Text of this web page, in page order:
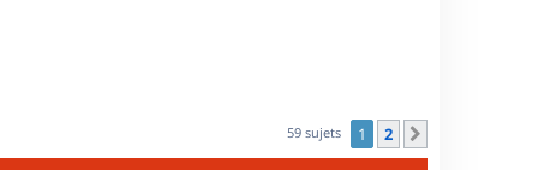
59 sujets 1 2